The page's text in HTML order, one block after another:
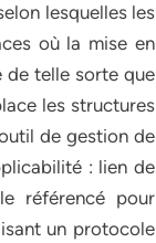
lesquelles les
où la mise en
de telle sorte que
les structures
de gestion de
: lien de
référencé pour
un protocole